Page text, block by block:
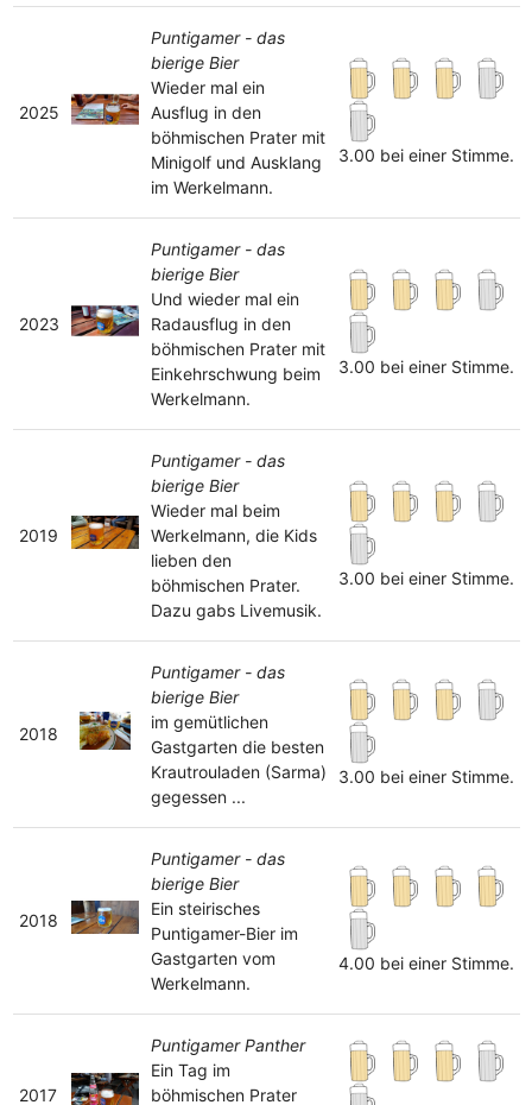
2025
Puntigamer - das
bierige Bier
Wieder mal ein
Ausflug in den
böhmischen Prater mit
Minigolf und Ausklang
im Werkelmann.
3.00 bei einer Stimme.
2023
Puntigamer - das
bierige Bier
Und wieder mal ein
Radausflug in den
böhmischen Prater mit
Einkehrschwung beim
Werkelmann.
3.00 bei einer Stimme.
2019
Puntigamer - das
bierige Bier
Wieder mal beim
Werkelmann, die Kids
lieben den
böhmischen Prater.
Dazu gabs Livemusik.
3.00 bei einer Stimme.
2018
Puntigamer - das
bierige Bier
im gemütlichen
Gastgarten die besten
Krautrouladen (Sarma)
gegessen ...
3.00 bei einer Stimme.
2018
Puntigamer - das
bierige Bier
Ein steirisches
Puntigamer-Bier im
Gastgarten vom
Werkelmann.
4.00 bei einer Stimme.
2017
Puntigamer Panther
Ein Tag im
böhmischen Prater